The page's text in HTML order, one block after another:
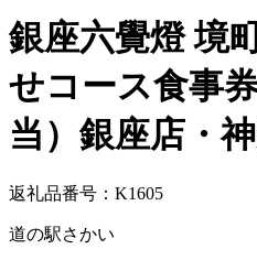
銀座六覺燈 境
せコース食事
当）銀座店・
返礼品番号：K1605
道の駅さかい